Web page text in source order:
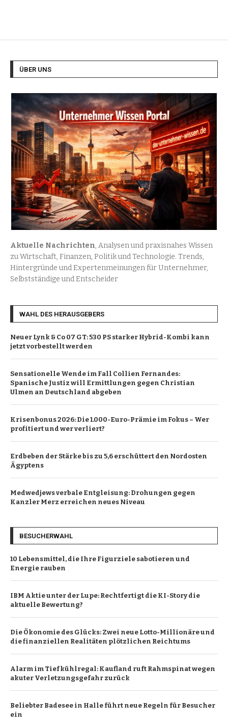
ÜBER UNS
Aktuelle Nachrichten, Analysen und praxisnahes Wissen
zu Wirtschaft, Finanzen, Politik und Technologie. Trends,
Hintergründe und Expertenmeinungen für Unternehmer,
Selbstständige und Entscheider
WAHL DES HERAUSGEBERS
Neuer Lynk & Co 07 GT: 530 PS starker Hybrid-Kombi kann
jetzt vorbestellt werden
Sensationelle Wende im Fall Collien Fernandes:
Spanische Justiz will Ermittlungen gegen Christian
Ulmen an Deutschland abgeben
Krisenbonus 2026: Die 1.000-Euro-Prämie im Fokus – Wer
profitiert und wer verliert?
Erdbeben der Stärke bis zu 5,6 erschüttert den Nordosten
Ägyptens
Medwedjews verbale Entgleisung: Drohungen gegen
Kanzler Merz erreichen neues Niveau
BESUCHERWAHL
10 Lebensmittel, die Ihre Figurziele sabotieren und
Energie rauben
IBM Aktie unter der Lupe: Rechtfertigt die KI-Story die
aktuelle Bewertung?
Die Ökonomie des Glücks: Zwei neue Lotto-Millionäre und
die finanziellen Realitäten plötzlichen Reichtums
Alarm im Tiefkühlregal: Kaufland ruft Rahmspinat wegen
akuter Verletzungsgefahr zurück
Beliebter Badesee in Halle führt neue Regeln für Besucher
ein